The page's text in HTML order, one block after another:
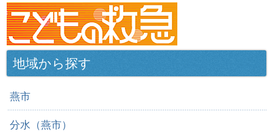
地域から探す
燕市
分水（燕市）